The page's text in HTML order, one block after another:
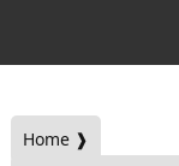
Home ❱